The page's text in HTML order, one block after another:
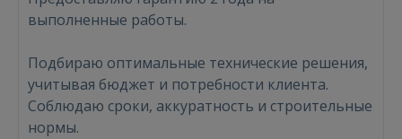
Войти
выполненные работы.
Подбираю оптимальные технические решения,
учитывая бюджет и потребности клиента.
Соблюдаю сроки, аккуратность и строительные
нормы.